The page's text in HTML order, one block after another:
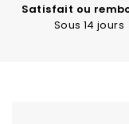
Satisfait ou
Sous 14 jours